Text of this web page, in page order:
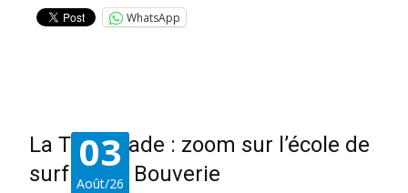
WhatsApp
03
Août/26
La Tremblade : zoom sur l’école de
surf de La Bouverie